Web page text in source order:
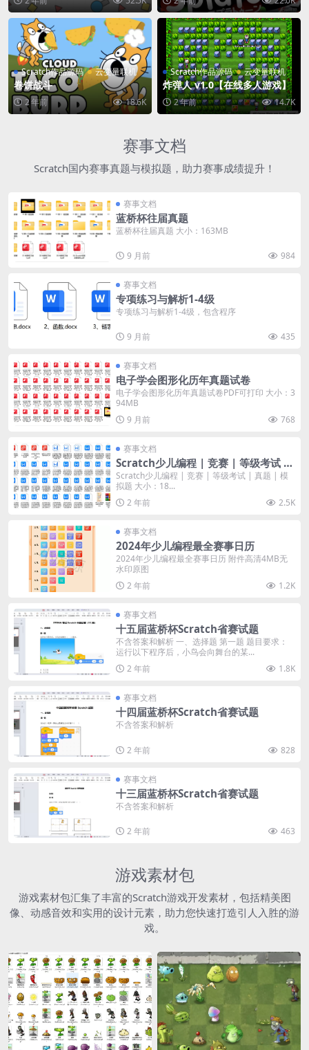
Scratch作品源码 云变量联机
卷饼战斗
2 年前 18.6K
Scratch作品源码 云变量联机
炸弹人 v1.0【在线多人游戏】
2 年前 14.7K
赛事文档
Scratch国内赛事真题与模拟题，助力赛事成绩提升！
赛事文档
蓝桥杯往届真题
蓝桥杯往届真题 大小：163MB
9 月前 984
赛事文档
专项练习与解析1-4级
专项练习与解析1-4级，包含程序
9 月前 435
赛事文档
电子学会图形化历年真题试卷
电子学会图形化历年真题试卷PDF可打印 大小：3
94MB
9 月前
768
赛事文档
Scratch少儿编程 | 竞赛 | 等级考试 |
真题 | 模拟题
Scratch少儿编程 | 竞赛 | 等级考试 | 真题 | 模
拟题 大小：18...
2 年前
2.5K
赛事文档
2024年少儿编程最全赛事日历
2024年少儿编程最全赛事日历 附件高清4MB无
水印原图
2 年前
1.2K
赛事文档
十五届蓝桥杯Scratch省赛试题
不含答案和解析 一、选择题 第一题 题目要求：
运行以下程序后，小鸟会向舞台的某...
2 年前
1.8K
赛事文档
十四届蓝桥杯Scratch省赛试题
不含答案和解析
2 年前 828
赛事文档
十三届蓝桥杯Scratch省赛试题
不含答案和解析
2 年前 463
游戏素材包
游戏素材包汇集了丰富的Scratch游戏开发素材，包括精美图
像、动感音效和实用的设计元素，助力您快速打造引人入胜的游
戏。